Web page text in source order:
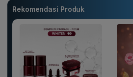
Rekomendasi Produk